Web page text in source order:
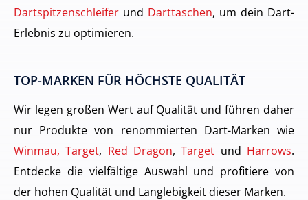
Dartspitzenschleifer und Darttaschen, um dein Dart-
Erlebnis zu optimieren.
TOP-MARKEN FÜR HÖCHSTE QUALITÄT
Wir legen großen Wert auf Qualität und führen daher
nur Produkte von renommierten Dart-Marken wie
Winmau, Target, Red Dragon,Target und Harrows.
Entdecke die vielfältige Auswahl und profitiere von
der hohen Qualität und Langlebigkeit dieser Marken.